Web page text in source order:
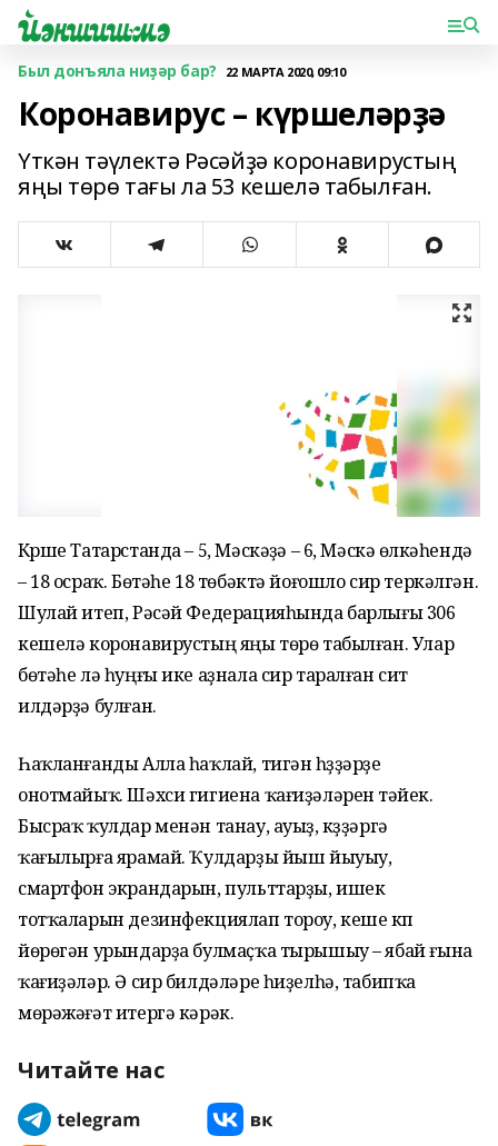
Был донъяла ниҙәр бар? 22 МАРТА 2020, 09:10
Коронавирус – күршеләрҙә
Үткән тәүлектә Рәсәйҙә коронавирустың
яңы төрө тағы ла 53 кешелә табылған.
Күрше Татарстанда – 5, Мәскәүҙә – 6, Мәскәү өлкәһендә
– 18 осраҡ. Бөтәһе 18 төбәктә йоғошло сир теркәлгән.
Шулай итеп, Рәсәй Федерацияһында барлығы 306
кешелә коронавирустың яңы төрө табылған. Улар
бөтәһе лә һуңғы ике аҙнала сир таралған сит
илдәрҙә булған.
Һаҡланғанды Алла һаҡлай, тигән һүҙҙәрҙе
онотмайыҡ. Шәхси гигиена ҡағиҙәләрен үтәйек.
Бысраҡ ҡулдар менән танау, ауыҙ, күҙҙәргә
ҡағылырға ярамай. Ҡулдарҙы йыш йыуыу,
смартфон экрандарын, пульттарҙы, ишек
тотҡаларын дезинфекциялап тороу, кеше күп
йөрөгән урындарҙа булмаҫҡа тырышыу – ябай ғына
ҡағиҙәләр. Ә сир билдәләре һиҙелһә, табипҡа
мөрәжәғәт итергә кәрәк.
Читайте нас